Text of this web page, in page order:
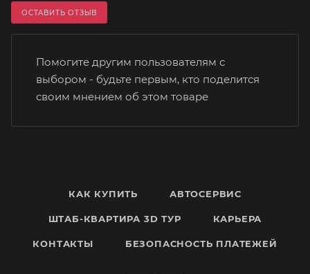
ОСТАВИТЬ ОТЗЫВ
Помогите другим пользователям с
выбором - будьте первым, кто поделится
своим мнением об этом товаре
КАК КУПИТЬ АВТОСЕРВИС
ШТАБ-КВАРТИРА 3D ТУР КАРЬЕРА
КОНТАКТЫ БЕЗОПАСНОСТЬ ПЛАТЕЖЕЙ